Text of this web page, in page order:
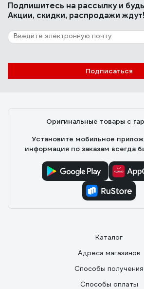
Подпишитесь на рассылкуи
Акции, скидки, распродажи ждут!
Подписаться
Оригинальные товары с
Установите мобильное
информация по заказам всегда
Каталог
Адреса магазинов
Способы получения
Способы оплаты